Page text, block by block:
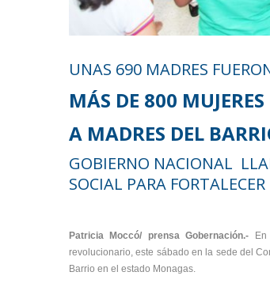
UNAS 690 MADRES
MÁS DE 800
A MADRES DEL
GOBIERNO NACIONAL
SOCIAL PARA
Patricia Moccó/ prensa Gobernación.-
revolucionario, este sábado en la sede del
Barrio en el estado Monagas.